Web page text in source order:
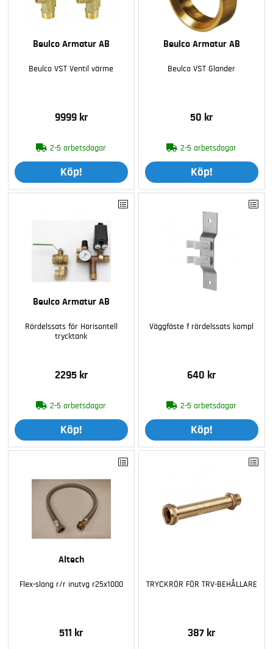
Beulco Armatur AB
Beulco VST Ventil värme
9999 kr
2-5 arbetsdagar
Köp!
Beulco Armatur AB
Beulco VST Glander
50 kr
2-5 arbetsdagar
Köp!
Beulco Armatur AB
Rördelssats för Horisontell
trycktank
2295 kr
2-5 arbetsdagar
Köp!
Väggfäste f rördelssats kompl
640 kr
2-5 arbetsdagar
Köp!
Altech
Flex-slang r/r inutvg r25x1000
511 kr
TRYCKRÖR FÖR TRV-BEHÅLLARE
387 kr